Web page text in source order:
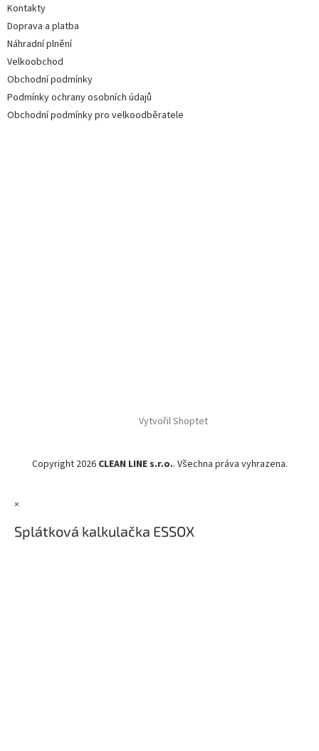
Kontakty
Doprava a platba
Náhradní plnění
Velkoobchod
Obchodní podmínky
Podmínky ochrany osobních údajů
Obchodní podmínky pro velkoodběratele
Vytvořil Shoptet
Copyright 2026 CLEAN LINE s.r.o.. Všechna práva vyhrazena.
×
Splátková kalkulačka ESSOX